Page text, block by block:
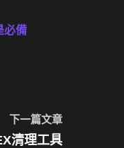
必備
下一篇文章
清理工具